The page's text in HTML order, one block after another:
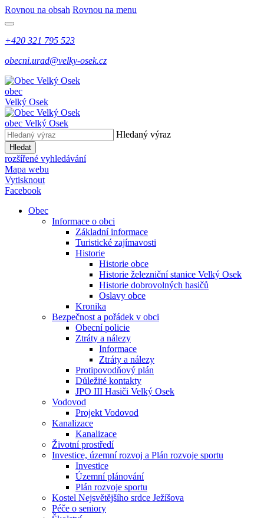
Rovnou na obsah Rovnou na menu
+420 321 795 523
obecni.urad@velky-osek.cz
obec
Velký Osek
obec Velký Osek
Hledaný výraz
Hledat
rozšířené vyhledávání
Mapa webu
Vytisknout
Facebook
Obec
Informace o obci
Základní informace
Turistické zajímavosti
Historie
Historie obce
Historie železniční stanice Velký Osek
Historie dobrovolných hasičů
Oslavy obce
Kronika
Bezpečnost a pořádek v obci
Obecní policie
Ztráty a nálezy
Informace
Ztráty a nálezy
Protipovodňový plán
Důležité kontakty
JPO III Hasiči Velký Osek
Vodovod
Projekt Vodovod
Kanalizace
Kanalizace
Životní prostředí
Investice, územní rozvoj a Plán rozvoje sportu
Investice
Územní plánování
Plán rozvoje sportu
Kostel Nejsvětějšího srdce Ježíšova
Péče o seniory